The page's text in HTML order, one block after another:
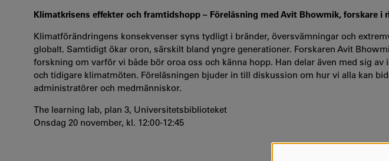
Klimatkrisens effekter och framtidshopp – Föreläsning med Avit Bhowmik, forskare i
Klimatförändringens konsekvenser syns tydligt i bränder, översvämningar och
globalt. Samtidigt ökar oron, särskilt bland yngre generationer. Forskaren Avit
forskning om varför vi både bör oroa oss och känna hopp. Han delar även med sig av
och tidigare klimatmöten. Föreläsningen bjuder in till diskussion om hur vi alla kan
administratörer och medmänniskor.
The learning lab, plan 3, Universitetsbiblioteket
Onsdag 20 november, kl. 12:00-12:45